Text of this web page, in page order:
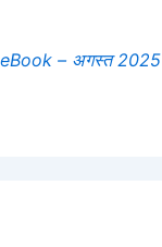
– अगस्त 2025